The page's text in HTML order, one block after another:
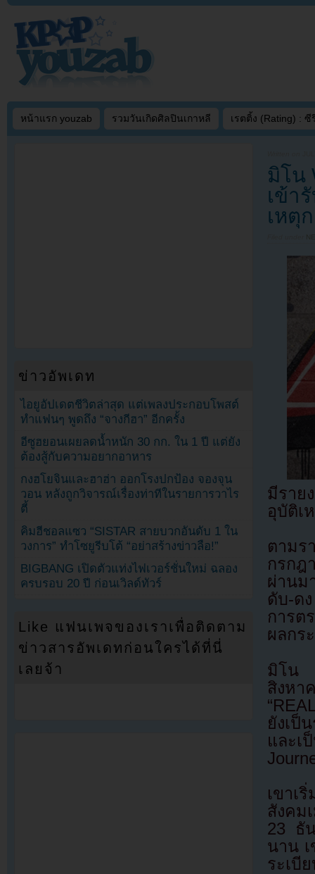
หน้าแรก youzab รวมวันเกิดศิลปินเกาหลี เรตติ้ง (Rating) : ซี
มิโน
เข้า
เหตุ
มีราย
อุบัติเ
ตามร
กรกฎ
ผ่านม
ดับ-ด
การต
ผลกร
มิโน
สิงหา
ยังเป็
และเ
เขาเ
สังคม
23 ธั
นาน
ระเบี
ข่าวอัพเดท
ไอยูอัปเดตชีวิตล่าสุด แต่เพลงประกอบโพสต์
ทำแฟนๆ พูดถึง “จางกีฮา” อีกครั้ง
อีซูฮยอนเผยลดน้ำหนัก 30 กก. ใน 1 ปี แต่ยัง
ต้องสู้กับความอยากอาหาร
กงฮโยจินและฮาฮ่า ออกโรงปกป้อง จองจุน
วอน หลังถูกวิจารณ์เรื่องท่าทีในรายการวาไร
ตี้
คิมฮีชอลแซว “SISTAR สายบวกอันดับ 1 ใน
วงการ” ทำโซยูรีบโต้ “อย่าสร้างข่าวลือ!”
BIGBANG เปิดตัวแท่งไฟเวอร์ชั่นใหม่ ฉลอง
ครบรอบ 20 ปี ก่อนเวิลด์ทัวร์
Like แฟนเพจของเราเพื่อติดตาม
ข่าวสารอัพเดทก่อนใครได้ที่นี่
เลยจ้า